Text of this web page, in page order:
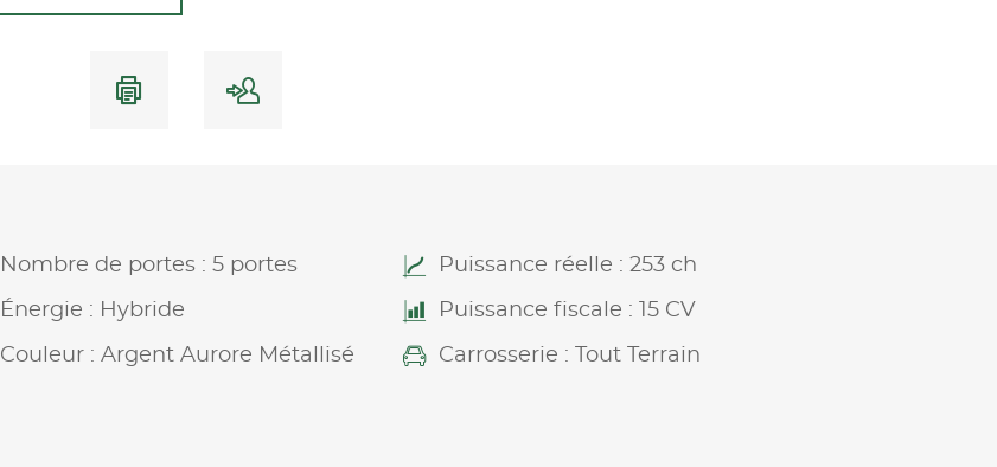
Nombre de portes : 5 portes Puissance réelle : 253 ch
Énergie : Hybride Puissance fiscale : 15 CV
Couleur : Argent Aurore Métallisé Carrosserie : Tout Terrain